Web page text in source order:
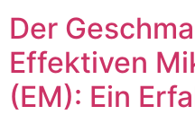
Der
Effektiven
(EM): Ein